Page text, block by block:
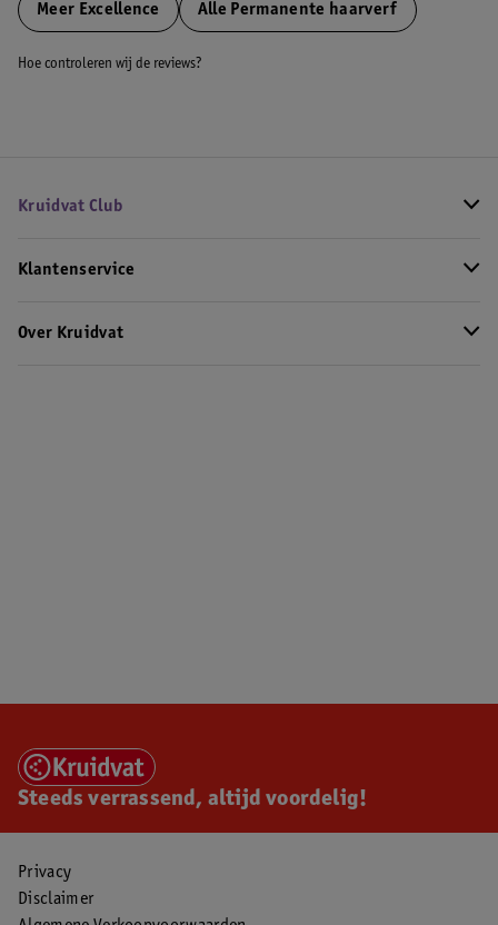
Meer Excellence Alle Permanente haarverf
Hoe controleren wij de reviews?
Kruidvat Club
Klantenservice
Over Kruidvat
Steeds verrassend, altijd voordelig!
Privacy
Disclaimer